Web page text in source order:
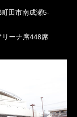
田市南成瀬5-
ーナ席448席